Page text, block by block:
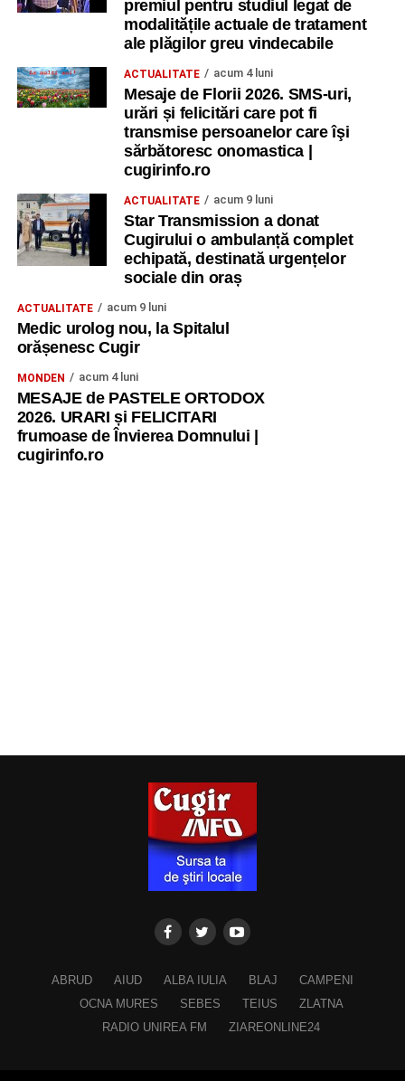
premiul pentru studiul legat de
modalitățile actuale de tratament
ale plăgilor greu vindecabile
ACTUALITATE acum 4 luni
Mesaje de Florii 2026. SMS-uri,
urări și felicitări care pot fi
transmise persoanelor care îşi
sărbătoresc onomastica |
cugirinfo.ro
ACTUALITATE acum 9 luni
Star Transmission a donat
Cugirului o ambulanță complet
echipată, destinată urgențelor
sociale din oraș
ACTUALITATE acum 9 luni
Medic urolog nou, la Spitalul
orășenesc Cugir
MONDEN acum 4 luni
MESAJE de PASTELE ORTODOX
2026. URARI și FELICITARI
frumoase de Învierea Domnului |
cugirinfo.ro
ABRUD AIUD ALBA IULIA BLAJ
CAMPENI
OCNA MURES
SEBES TEIUS
ZLATNA
RADIO UNIREA FM
ZIAREONLINE24